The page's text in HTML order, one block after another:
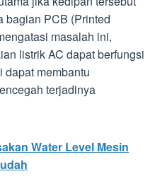
bagian PCB (Printed
masalah ini,
listrik AC dapat berfungsi
membantu
terjadinya
Water Level Mesin